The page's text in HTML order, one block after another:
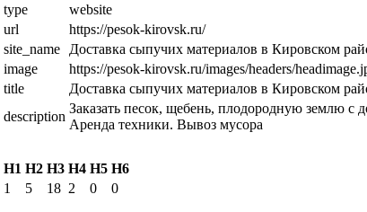
type
website
url
https://pesok-kirovsk.ru/
site_name
Доставка сыпучих материалов в Кировском
image
https://pesok-kirovsk.ru/images/headers/
title
Доставка сыпучих материалов в Кировском
description
Заказать песок, щебень, плодородную землю с
Аренда техники. Вывоз мусора
H1 H2 H3 H4 H5 H6
1
5 18 2 0 0